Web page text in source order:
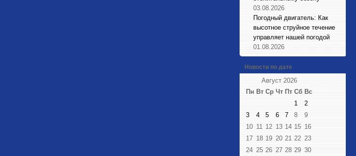
03.08.2026
Погодный двигатель: Как
высотное струйное течение
управляет нашей погодой
01.08.2026
Новости по дате
Август 2026
Пн Вт Ср Чт Пт Сб Вс
1
2
3
4 5 6 7 8
9
10 11 12 13 14 15 16
17 18 19 20 21 22 23
24 25 26 27 28 29 30